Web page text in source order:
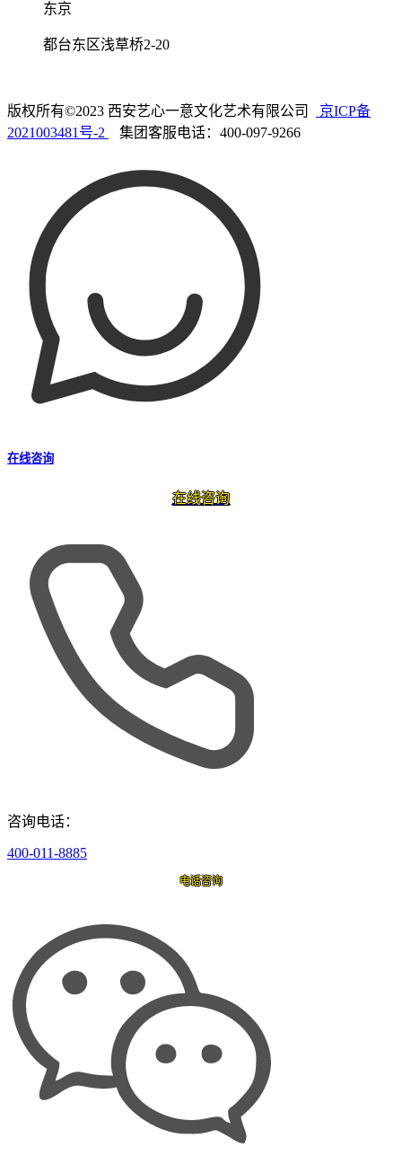
东京
都台东区浅草桥2-20
版权所有©2023 西安艺心一意文化艺术有限公司
京ICP备
2021003481号-2
集团客服电话：400-097-9266
在线咨询
在线咨询
咨询电话：
400-011-8885
电话咨询